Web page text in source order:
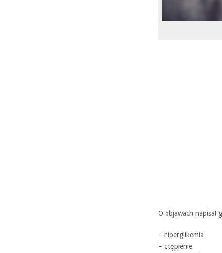
O objawach napisał
– hiperglikemia
– otępienie